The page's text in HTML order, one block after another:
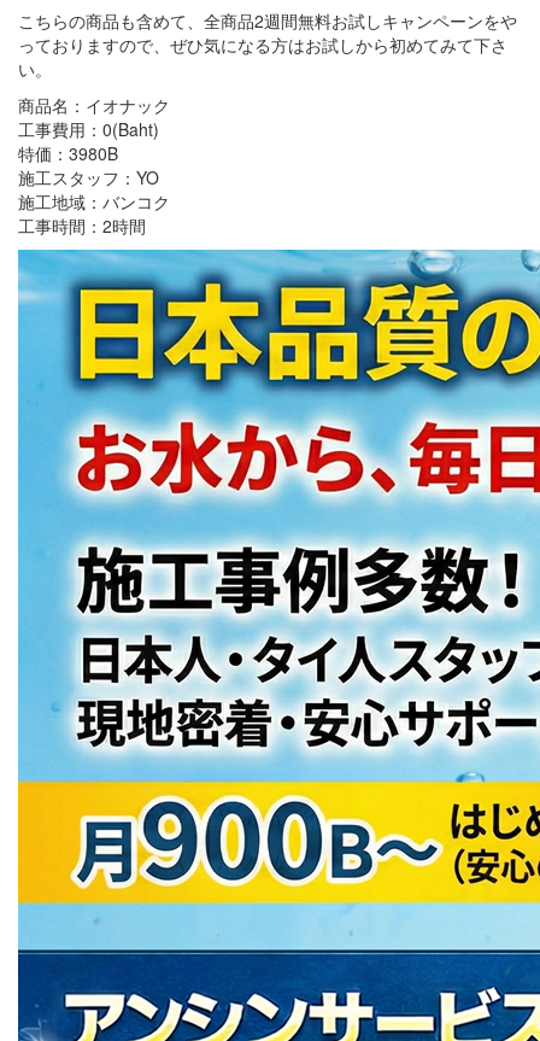
こちらの商品も含めて、全商品2週間無料お試しキャンペーンをや
っておりますので、ぜひ気になる方はお試しから初めてみて下さ
い。
商品名：イオナック
工事費用：0(Baht)
特価：3980B
施工スタッフ：YO
施工地域：バンコク
工事時間：2時間